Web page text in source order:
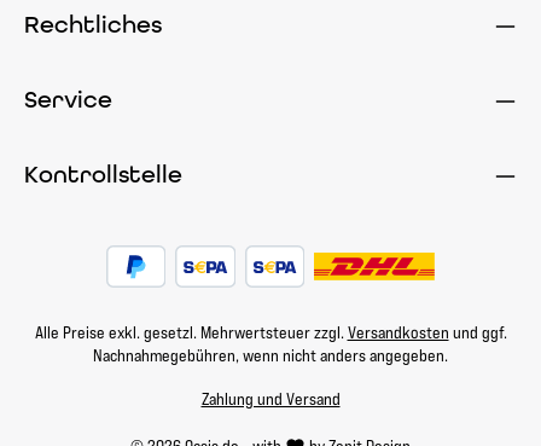
Rechtliches
Service
Kontrollstelle
Alle Preise exkl. gesetzl. Mehrwertsteuer zzgl. Versandkosten und ggf.
Nachnahmegebühren, wenn nicht anders angegeben.
Zahlung und Versand